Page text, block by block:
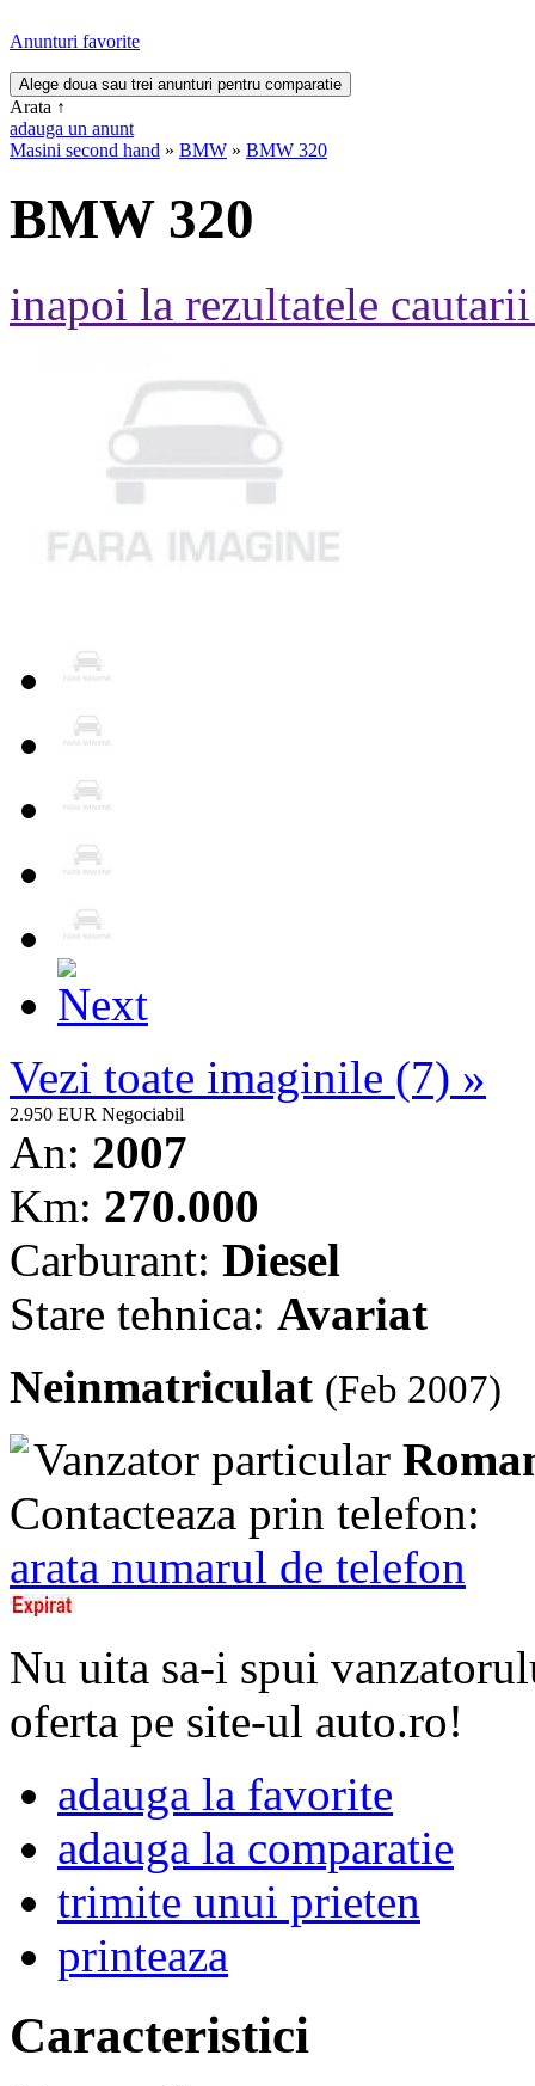
Anunturi favorite
Arata ↑
adauga un anunt
Masini second hand » BMW » BMW 320
BMW 320
inapoi la rezultatele
Vezi toate imaginile (7) »
2.950 EUR Negociabil
An: 2007
Km: 270.000
Carburant: Diesel
Stare tehnica: Avariat
Neinmatriculat (Feb 2007)
Vanzator particular
Contacteaza prin telefon:
arata numarul de telefon
Nu uita sa-i spui
oferta pe site-ul auto.ro!
adauga la favorite
adauga la comparatie
trimite unui prieten
printeaza
Caracteristici